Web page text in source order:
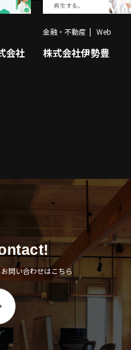
会社
金融・不動産 Web
株式会社伊勢豊
問い合わせはこちら